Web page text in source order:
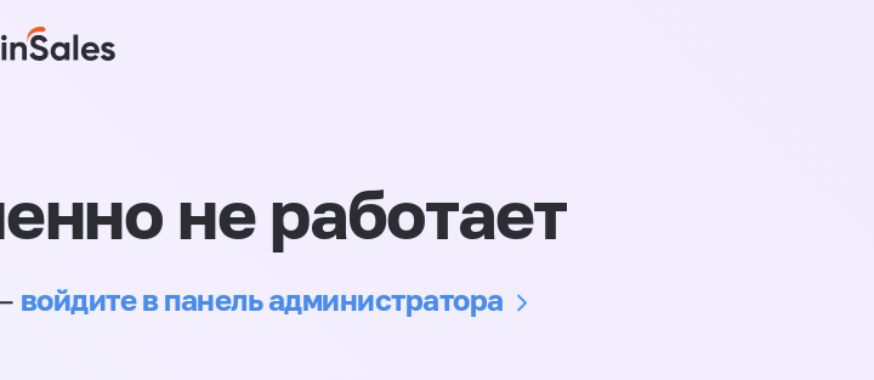
не работает
войдите в панель администратора